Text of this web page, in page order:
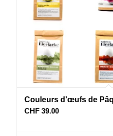
Couleurs d'œufs de
CHF39.00